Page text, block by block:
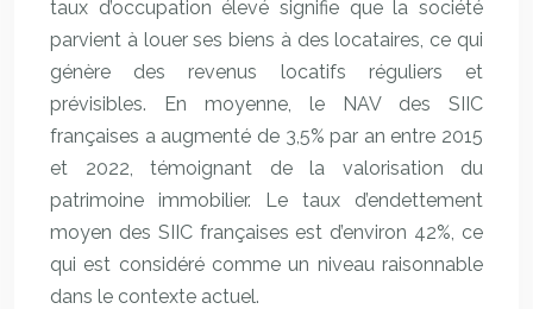
taux d’occupation élevé signifie que la société
parvient à louer ses biens à des locataires, ce qui
génère des revenus locatifs réguliers et
prévisibles. En moyenne, le NAV des SIIC
françaises a augmenté de 3,5% par an entre 2015
et 2022, témoignant de la valorisation du
patrimoine immobilier. Le taux d’endettement
moyen des SIIC françaises est d’environ 42%, ce
qui est considéré comme un niveau raisonnable
dans le contexte actuel.